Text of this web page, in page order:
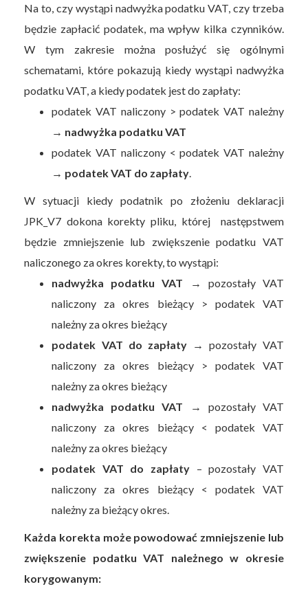
Na to, czy wystąpi nadwyżka podatku VAT, czy trzeba
będzie zapłacić podatek, ma wpływ kilka czynników.
W tym zakresie można posłużyć się ogólnymi
schematami, które pokazują kiedy wystąpi nadwyżka
podatku VAT, a kiedy podatek jest do zapłaty:
podatek VAT naliczony > podatek VAT należny
→ nadwyżka podatku VAT
podatek VAT naliczony < podatek VAT należny
→ podatek VAT do zapłaty
W sytuacji kiedy podatnik po złożeniu deklaracji
JPK_V7 dokona korekty pliku, której następstwem
będzie zmniejszenie lub zwiększenie podatku VAT
naliczonego za okres korekty, to wystąpi:
nadwyżka podatku VAT → pozostały VAT
naliczony za okres bieżący > podatek VAT
należny za okres bieżący
podatek VAT do zapłaty → pozostały VAT
naliczony za okres bieżący > podatek VAT
należny za okres bieżący
nadwyżka podatku VAT → pozostały VAT
naliczony za okres bieżący < podatek VAT
należny za okres bieżący
podatek VAT do zapłaty – pozostały VAT
naliczony za okres bieżący < podatek VAT
należny za bieżący okres.
Każda korekta może powodować zmniejszenie lub
zwiększenie podatku VAT należnego w okresie
korygowanym: